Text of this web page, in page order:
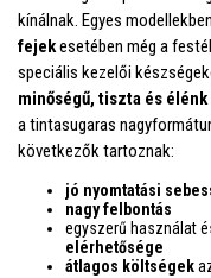
kínálnak. Egyes
fejekesetében még a
speciális kezelői
minőségű, tiszta és
a tintasugaras
következők tartoznak:
jó nyomtatási
nagy felbontás
egyszerű használat
elérhetősége
átlagos költségek